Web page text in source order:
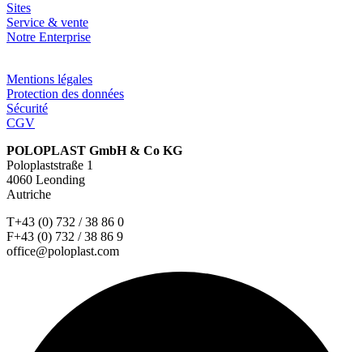
Sites
Service & vente
Notre Enterprise
Mentions légales
Protection des données
Sécurité
CGV
POLOPLAST GmbH & Co KG
Poloplaststraße 1
4060 Leonding
Autriche
T+43 (0) 732 / 38 86 0
F+43 (0) 732 / 38 86 9
office@poloplast.com